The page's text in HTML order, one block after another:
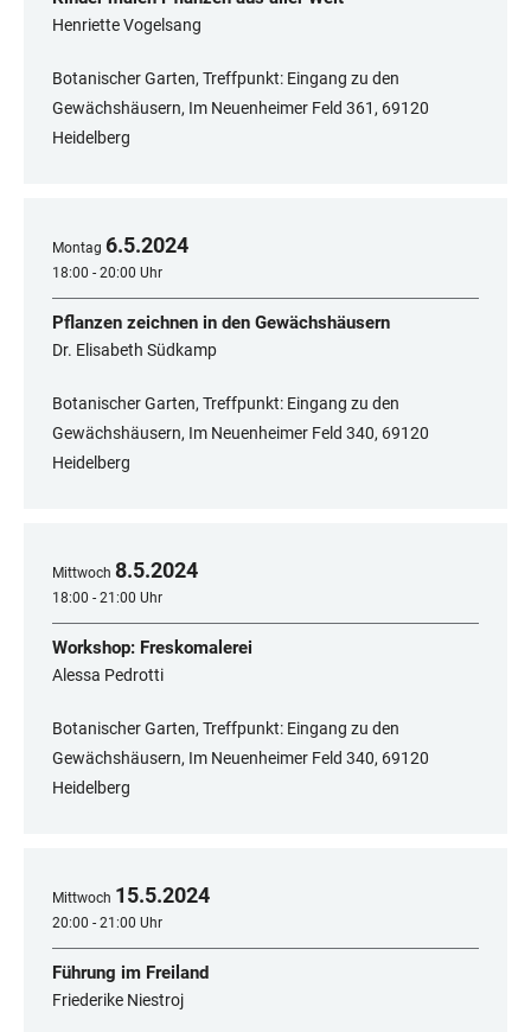
Henriette Vogelsang
Botanischer Garten, Treffpunkt: Eingang zu den
Gewächshäusern, Im Neuenheimer Feld 361, 69120
Heidelberg
Montag 6.5.2024
18:00 - 20:00 Uhr
Pflanzen zeichnen in den Gewächshäusern
Dr. Elisabeth Südkamp
Botanischer Garten, Treffpunkt: Eingang zu den
Gewächshäusern, Im Neuenheimer Feld 340, 69120
Heidelberg
Mittwoch 8.5.2024
18:00 - 21:00 Uhr
Workshop: Freskomalerei
Alessa Pedrotti
Botanischer Garten, Treffpunkt: Eingang zu den
Gewächshäusern, Im Neuenheimer Feld 340, 69120
Heidelberg
Mittwoch 15.5.2024
20:00 - 21:00 Uhr
Führung im Freiland
Friederike Niestroj